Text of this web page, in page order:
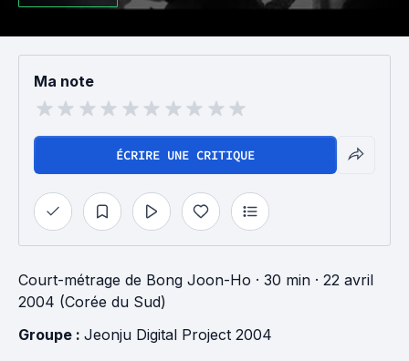
Ma note
ÉCRIRE UNE CRITIQUE
Court-métrage de Bong Joon-Ho · 30 min · 22 avril
2004 (Corée du Sud)
Groupe : Jeonju Digital Project 2004